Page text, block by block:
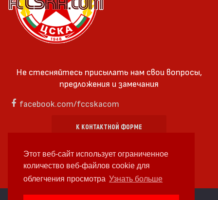
Этот веб-сайт использует ограниченное
количество веб-файлов cookie для
облегчения просмотра Узнать больше
Не стесняйтесь присылать нам свои вопросы,
предложения и замечания
facebook.com/fccskacom
К КОНТАКТНОЙ ФОРМЕ